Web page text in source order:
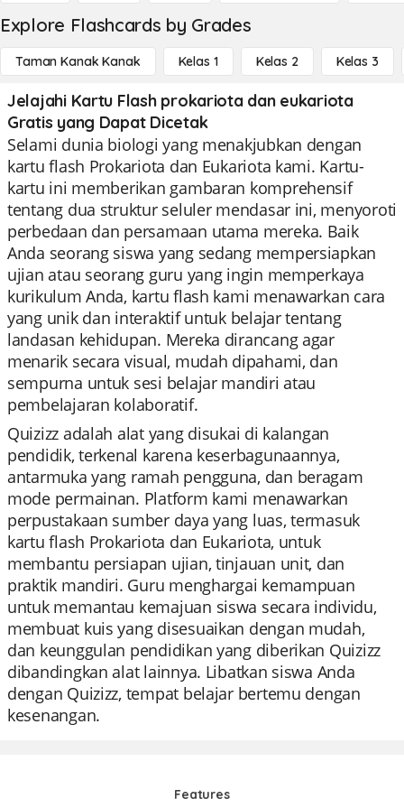
Explore Flashcards by Grades
Taman Kanak Kanak Kelas 1 Kelas 2 Kelas 3
Jelajahi Kartu Flash prokariota dan eukariota
Gratis yang Dapat Dicetak
Selami dunia biologi yang menakjubkan dengan
kartu flash Prokariota dan Eukariota kami. Kartu-
kartu ini memberikan gambaran komprehensif
tentang dua struktur seluler mendasar ini, menyoroti
perbedaan dan persamaan utama mereka. Baik
Anda seorang siswa yang sedang mempersiapkan
ujian atau seorang guru yang ingin memperkaya
kurikulum Anda, kartu flash kami menawarkan cara
yang unik dan interaktif untuk belajar tentang
landasan kehidupan. Mereka dirancang agar
menarik secara visual, mudah dipahami, dan
sempurna untuk sesi belajar mandiri atau
pembelajaran kolaboratif.
Quizizz adalah alat yang disukai di kalangan
pendidik, terkenal karena keserbagunaannya,
antarmuka yang ramah pengguna, dan beragam
mode permainan. Platform kami menawarkan
perpustakaan sumber daya yang luas, termasuk
kartu flash Prokariota dan Eukariota, untuk
membantu persiapan ujian, tinjauan unit, dan
praktik mandiri. Guru menghargai kemampuan
untuk memantau kemajuan siswa secara individu,
membuat kuis yang disesuaikan dengan mudah,
dan keunggulan pendidikan yang diberikan Quizizz
dibandingkan alat lainnya. Libatkan siswa Anda
dengan Quizizz, tempat belajar bertemu dengan
kesenangan.
Features